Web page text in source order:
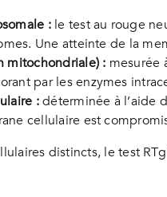
:le test au rouge
Une atteinte de la
mitochondriale) : mesurée
par les enzymes
:déterminée à l’aide
cellulaire est
distincts, le test